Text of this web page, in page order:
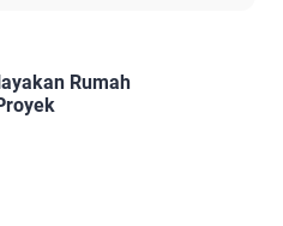
Rumah